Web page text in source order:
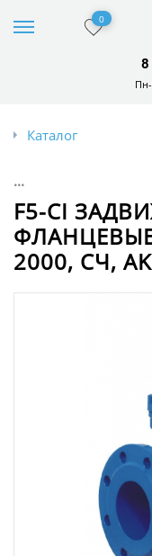
0
Каталог
...
F5-CI
2000, СЧ,